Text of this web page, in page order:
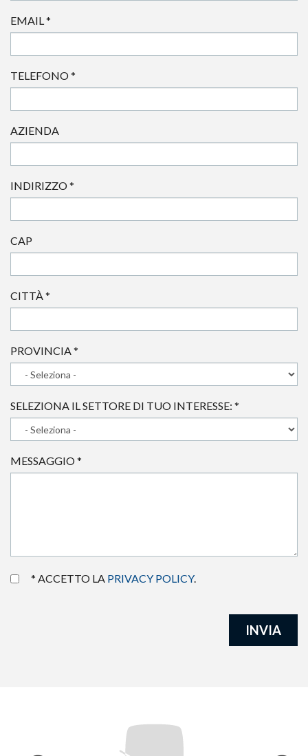
EMAIL*
TELEFONO*
AZIENDA
INDIRIZZO*
CAP
CITTÀ*
PROVINCIA*
SELEZIONA IL SETTORE DI TUO INTERESSE: *
MESSAGGIO*
* ACCETTO LA PRIVACY POLICY.
INVIA